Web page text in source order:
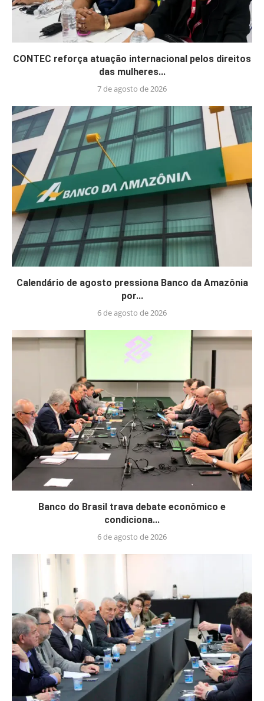
CONTEC reforça atuação internacional pelos direitos
das mulheres...
7 de agosto de 2026
Calendário de agosto pressiona Banco da Amazônia
por...
6 de agosto de 2026
Banco do Brasil trava debate econômico e
condiciona...
6 de agosto de 2026